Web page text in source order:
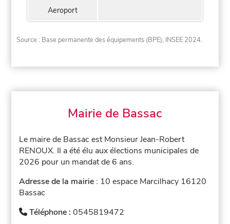
Aeroport
Source : Base permanente des équipements (BPE), INSEE 2024.
Mairie de Bassac
Le maire de Bassac est Monsieur Jean-Robert
RENOUX. Il a été élu aux élections municipales de
2026 pour un mandat de 6 ans.
Adresse de la mairie : 10 espace Marcilhacy 16120
Bassac
Téléphone :0545819472